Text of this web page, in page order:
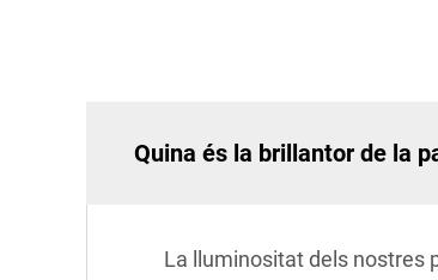
Quina és la brillantor de la
La lluminositat dels nostres